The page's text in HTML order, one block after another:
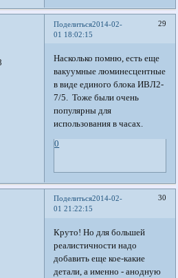
Поделиться 29
2014-02-
01 18:02:15
Насколько помню, есть еще
вакуумные люминесцентные
в виде единого блока ИВЛ2-
7/5. Тоже были очень
популярны для
использования в часах.
0
Поделиться 30
2014-02-
01 21:22:15
Круто! Но для большей
реалистичности надо
добавить еще кое-какие
детали, а именно - анодную